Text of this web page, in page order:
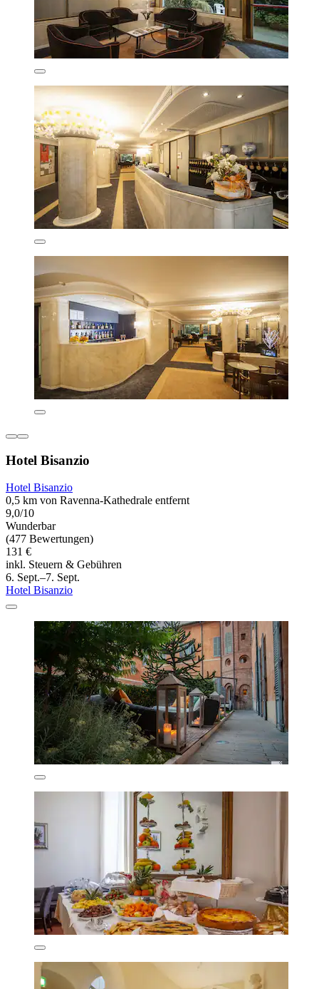
Hotel Bisanzio
Hotel Bisanzio
0,5 km von Ravenna-Kathedrale entfernt
9,0/10
Wunderbar
(477 Bewertungen)
131 €
inkl. Steuern & Gebühren
6. Sept.–7. Sept.
Hotel Bisanzio